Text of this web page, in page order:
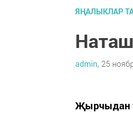
ЯҢАЛЫКЛАР
admin, 25
Җырчыдан